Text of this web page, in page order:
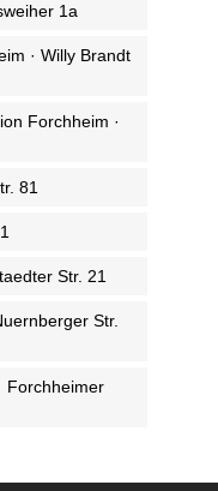
1a
· Willy Brandt
Forchheim ·
81
Str. 21
Str.
Forchheimer